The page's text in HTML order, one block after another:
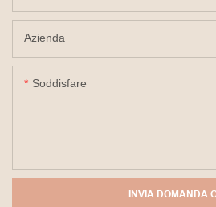
Azienda
Soddisfare
INVIA DOMANDA